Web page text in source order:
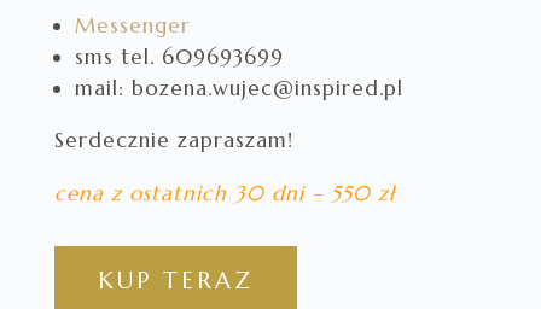
Messenger
sms tel. 609693699
mail: bozena.wujec@inspired.pl
Serdecznie zapraszam!
cena z ostatnich 30 dni – 550 zł
KUP TERAZ